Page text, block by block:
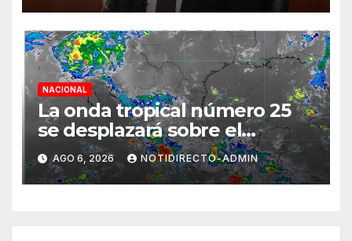
NACIONAL
La onda tropical número 25
se desplazará sobre el
sureste mexicano
AGO 6, 2026 NOTIDIRECTO-ADMIN